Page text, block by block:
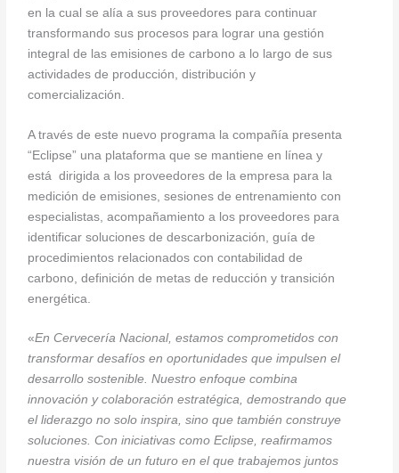
en la cual se alía a sus proveedores para continuar
transformando sus procesos para lograr una gestión
integral de las emisiones de carbono a lo largo de sus
actividades de producción, distribución y
comercialización.
A través de este nuevo programa la compañía presenta
“Eclipse” una plataforma que se mantiene en línea y
está dirigida a los proveedores de la empresa para la
medición de emisiones, sesiones de entrenamiento con
especialistas, acompañamiento a los proveedores para
identificar soluciones de descarbonización, guía de
procedimientos relacionados con contabilidad de
carbono, definición de metas de reducción y transición
energética.
«En Cervecería Nacional, estamos comprometidos con
transformar desafíos en oportunidades que impulsen el
desarrollo sostenible. Nuestro enfoque combina
innovación y colaboración estratégica, demostrando que
el liderazgo no solo inspira, sino que también construye
soluciones. Con iniciativas como Eclipse, reafirmamos
nuestra visión de un futuro en el que trabajemos juntos